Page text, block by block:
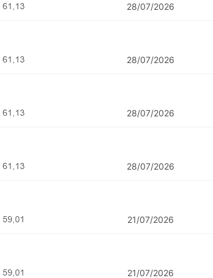
28/07/2026
28/07/2026
28/07/2026
28/07/2026
21/07/2026
21/07/2026